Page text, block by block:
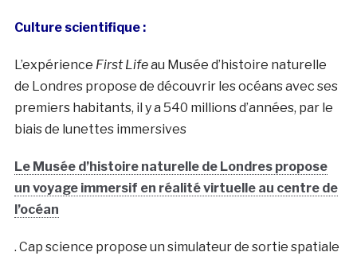
Culture scientifique :
L’expérience First Lifeau Musée d’histoire naturelle
de Londres propose de découvrir les océans avec ses
premiers habitants, il y a 540 millions d’années, par le
biais de lunettes immersives
Le Musée d’histoire naturelle de Londres propose
un voyage immersif en réalité virtuelle au centre de
l’océan
. Cap science propose un simulateur de sortie spatiale